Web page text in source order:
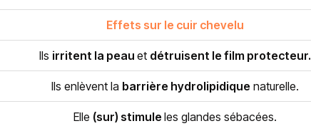
Effets sur le cuir chevelu
Ils irritent la peau et détruisent le film protecteur.
Ils enlèvent la barrière hydrolipidique naturelle.
Elle (sur) stimule les glandes sébacées.